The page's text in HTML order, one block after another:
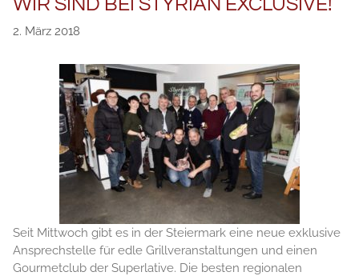
2. März 2018
Seit Mittwoch gibt es in der Steiermark eine neue exklusive
Ansprechstelle für edle Grillveranstaltungen und einen
Gourmetclub der Superlative. Die besten regionalen